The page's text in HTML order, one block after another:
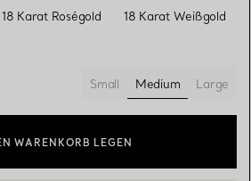
18 Karat Roségold 18 Karat Weißgold
Small
Medium
ausgewählt
Large
WARENKORB LEGEN